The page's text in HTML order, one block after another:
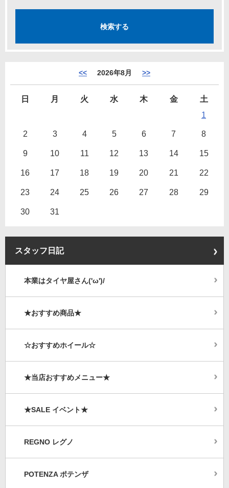
<< 2026年8月 >>
日 月 火 水 木 金
土
1
2 3 4 5 6 7 8
9 10 11 12 13 14 15
16 17 18 19 20 21 22
23 24 25 26 27 28 29
30 31
スタッフ日記
本業はタイヤ屋さん('ω')/
★おすすめ商品★
☆おすすめホイール☆
★当店おすすめメニュー★
★SALE イベント★
REGNO レグノ
POTENZA ポテンザ